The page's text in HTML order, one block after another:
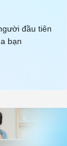
đầu tiên
bạn